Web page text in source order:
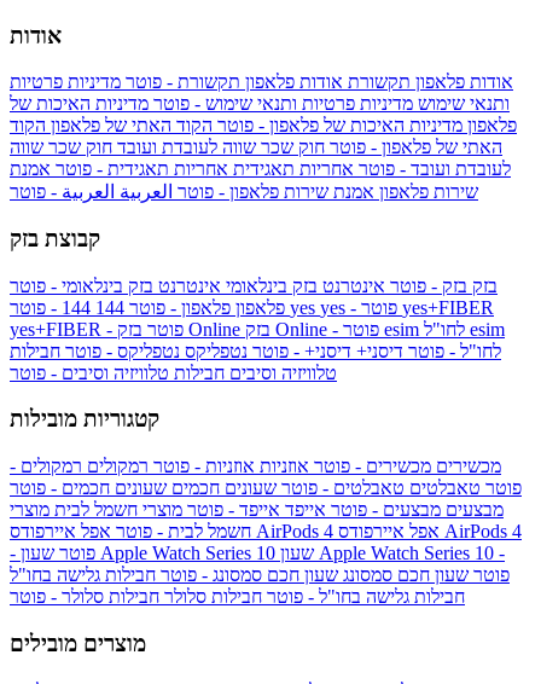
אודות
אודות פלאפון תקשורת אודות פלאפון תקשורת - פוטר מדיניות פרטיות
ותנאי שימוש מדיניות פרטיות ותנאי שימוש - פוטר מדיניות האיכות של
פלאפון מדיניות האיכות של פלאפון - פוטר הקוד האתי של פלאפון הקוד
האתי של פלאפון - פוטר חוק שכר שווה לעובדת ועובד חוק שכר שווה
לעובדת ועובד - פוטר אחריות תאגידית אחריות תאגידית - פוטר אמנת
שירות פלאפון אמנת שירות פלאפון - פוטר العربية العربية - פוטר
קבוצת בזק
בזק בזק - פוטר אינטרנט בזק בינלאומי אינטרנט בזק בינלאומי - פוטר
פלאפון פלאפון - פוטר 144 yes
yes+FIBER
yes+FIBER - פוטר בזק Online
esim
לחו"ל - פוטר דיסני+ דיסני+ - פוטר נטפליקס נטפליקס - פוטר חבילות
טלוויזיה וסיבים חבילות טלוויזיה וסיבים - פוטר
קטגוריות מובילות
מכשירים מכשירים - פוטר אוזניות אוזניות - פוטר רמקולים רמקולים -
פוטר טאבלטים טאבלטים - פוטר שעונים חכמים שעונים חכמים - פוטר
מבצעים מבצעים - פוטר אייפד אייפד - פוטר מוצרי חשמל לבית מוצרי
חשמל לבית - פוטר אפל איירפודס AirPods 4 אפל איירפודס AirPods 4
- פוטר שעון Apple Watch Series 10 שעון Apple Watch Series 10 -
פוטר שעון חכם סמסונג שעון חכם סמסונג - פוטר חבילות גלישה בחו"ל
חבילות גלישה בחו"ל - פוטר חבילות סלולר חבילות סלולר - פוטר
מוצרים מובילים